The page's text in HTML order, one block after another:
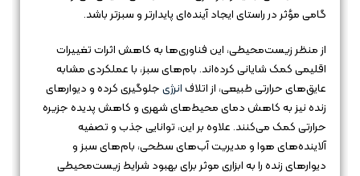
گامی مؤثر در راستای ایجاد آینده‌ای پایدارتر و سبزتر باشد.
از منظر زیست‌محیطی، این فناوری‌ها به کاهش اثرات تغییرات
اقلیمی کمک شایانی کرده‌اند. بام‌های سبز، با عملکردی مشابه
عایق‌های حرارتی طبیعی، از اتلافانرژیجلوگیری کرده و دیوارهای
زنده نیز به کاهش دمای محیط‌های شهری و کاهش پدیده جزیره
حرارتی کمک می‌کنند. علاوه بر این، توانایی جذب و تصفیه
آلاینده‌های هوا و مدیریت آب‌های سطحی، بام‌های سبز و
دیوارهای زنده را به ابزاری موثر برای بهبود شرایط زیست‌محیطی